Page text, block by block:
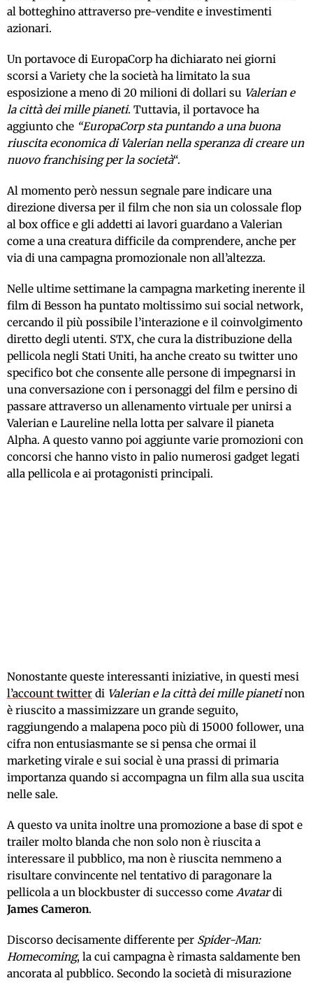
al botteghino attraverso pre-vendite e investimenti
azionari.
Un portavoce di EuropaCorp ha dichiarato nei giorni
scorsi a Variety che la società ha limitato la sua
esposizione a meno di 20 milioni di dollari su Valerian e
la città dei mille pianeti. Tuttavia, il portavoce ha
aggiunto che “EuropaCorp sta puntando a una buona
riuscita economica di Valerian nella speranza di creare un
nuovo franchising per la società“.
Al momento però nessun segnale pare indicare una
direzione diversa per il film che non sia un colossale flop
al box office e gli addetti ai lavori guardano a Valerian
come a una creatura difficile da comprendere, anche per
via di una campagna promozionale non all’altezza.
Nelle ultime settimane la campagna marketing inerente il
film di Besson ha puntato moltissimo sui social network,
cercando il più possibile l’interazione e il coinvolgimento
diretto degli utenti. STX, che cura la distribuzione della
pellicola negli Stati Uniti, ha anche creato su twitter uno
specifico bot che consente alle persone di impegnarsi in
una conversazione con i personaggi del film e persino di
passare attraverso un allenamento virtuale per unirsi a
Valerian e Laureline nella lotta per salvare il pianeta
Alpha. A questo vanno poi aggiunte varie promozioni con
concorsi che hanno visto in palio numerosi gadget legati
alla pellicola e ai protagonisti principali.
Nonostante queste interessanti iniziative, in questi mesi
l’account twitter di Valerian e la città dei mille pianetinon
è riuscito a massimizzare un grande seguito,
raggiungendo a malapena poco più di 15000 follower, una
cifra non entusiasmante se si pensa che ormai il
marketing virale e sui social è una prassi di primaria
importanza quando si accompagna un film alla sua uscita
nelle sale.
A questo va unita inoltre una promozione a base di spot e
trailer molto blanda che non solo non è riuscita a
interessare il pubblico, ma non è riuscita nemmeno a
risultare convincente nel tentativo di paragonare la
pellicola a un blockbuster di successo come Avatardi
James Cameron.
Discorso decisamente differente per Spider-Man:
Homecoming, la cui campagna è rimasta saldamente ben
ancorata al pubblico. Secondo la società di misurazione